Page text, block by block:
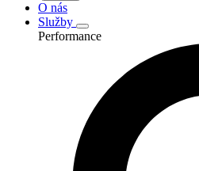
O nás
Služby
Performance